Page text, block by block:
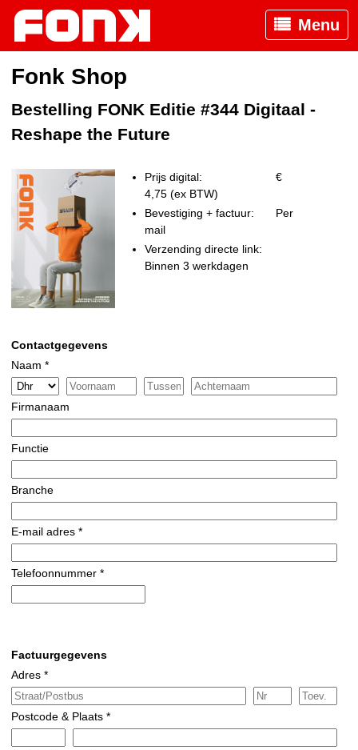
Menu
Fonk Shop
Bestelling FONK Editie #344 Digitaal -
Reshape the Future
Prijs digital:
€
4,75 (ex BTW)
Bevestiging + factuur:
Per
mail
Verzending directe link:
Binnen 3 werkdagen
Contactgegevens
Naam *
Firmanaam
Functie
Branche
E-mail adres *
Telefoonnummer *
Factuurgegevens
Adres *
Postcode & Plaats *